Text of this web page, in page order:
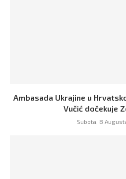
Ambasada Ukrajine u
Vučić dočekuje
Subota, 8